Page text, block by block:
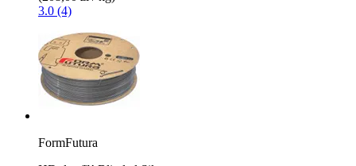
3.0 (4)
FormFutura